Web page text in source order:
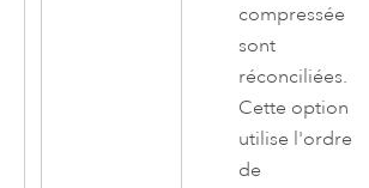
compressée
sont
réconciliées.
Cette option
utilise l'ordre
de